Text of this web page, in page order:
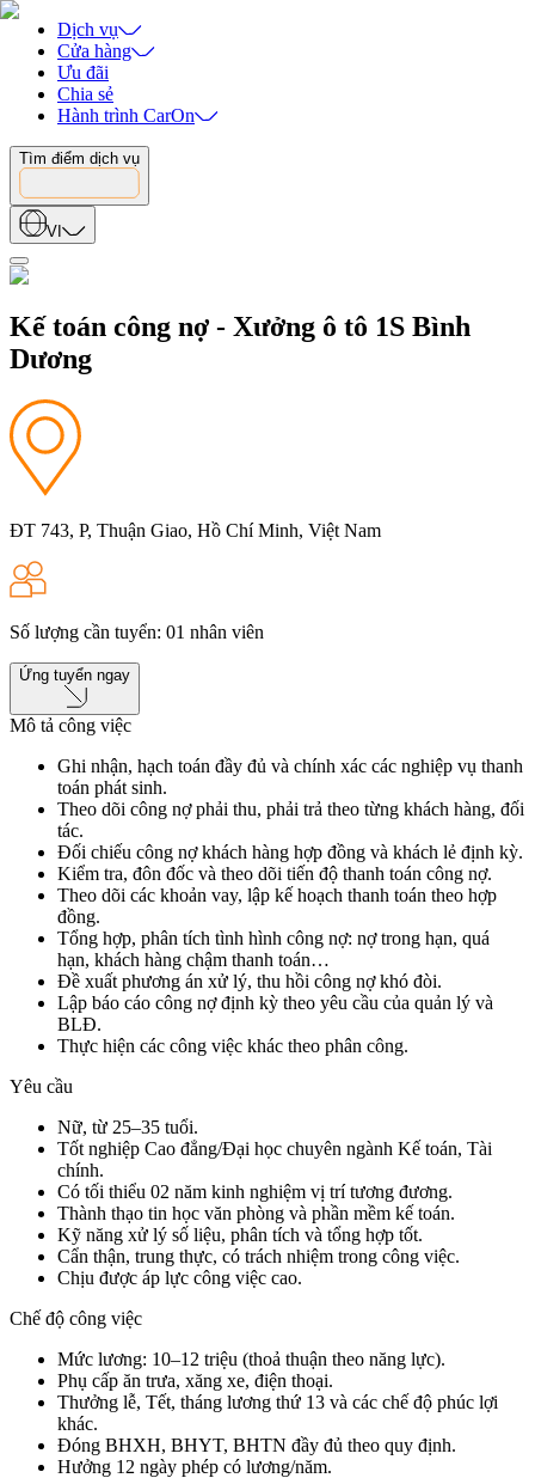
Dịch vụ
Cửa hàng
Ưu đãi
Chia sẻ
Hành trình CarOn
Tìm điểm dịch vụ
VI
Kế toán công nợ - Xưởng ô tô 1S Bình
Dương
ĐT 743, P, Thuận Giao, Hồ Chí Minh, Việt Nam
Số lượng cần tuyển: 01 nhân viên
Ứng tuyển ngay
Mô tả công việc
Ghi nhận, hạch toán đầy đủ và chính xác các nghiệp vụ thanh
toán phát sinh.
Theo dõi công nợ phải thu, phải trả theo từng khách hàng, đối
tác.
Đối chiếu công nợ khách hàng hợp đồng và khách lẻ định kỳ.
Kiểm tra, đôn đốc và theo dõi tiến độ thanh toán công nợ.
Theo dõi các khoản vay, lập kế hoạch thanh toán theo hợp
đồng.
Tổng hợp, phân tích tình hình công nợ: nợ trong hạn, quá
hạn, khách hàng chậm thanh toán…
Đề xuất phương án xử lý, thu hồi công nợ khó đòi.
Lập báo cáo công nợ định kỳ theo yêu cầu của quản lý và
BLĐ.
Thực hiện các công việc khác theo phân công.
Yêu cầu
Nữ, từ 25–35 tuổi.
Tốt nghiệp Cao đẳng/Đại học chuyên ngành Kế toán, Tài
chính.
Có tối thiểu 02 năm kinh nghiệm vị trí tương đương.
Thành thạo tin học văn phòng và phần mềm kế toán.
Kỹ năng xử lý số liệu, phân tích và tổng hợp tốt.
Cẩn thận, trung thực, có trách nhiệm trong công việc.
Chịu được áp lực công việc cao.
Chế độ công việc
Mức lương: 10–12 triệu (thoả thuận theo năng lực).
Phụ cấp ăn trưa, xăng xe, điện thoại.
Thưởng lễ, Tết, tháng lương thứ 13 và các chế độ phúc lợi
khác.
Đóng BHXH, BHYT, BHTN đầy đủ theo quy định.
Hưởng 12 ngày phép có lương/năm.